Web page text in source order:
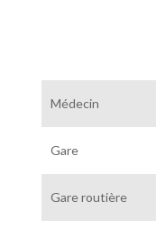
Médecin
Gare
Gare routière